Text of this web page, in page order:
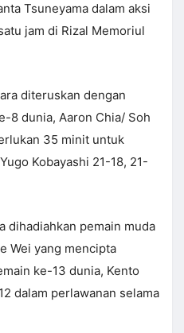
Tsuneyama dalam aksi
jam di Rizal Memoriul
diteruskan dengan
8 dunia, Aaron Chia/ Soh
35 minit untuk
Kobayashi 21-18, 21-
dihadiahkan pemain muda
Wei yang mencipta
ke-13 dunia, Kento
dalam perlawanan selama